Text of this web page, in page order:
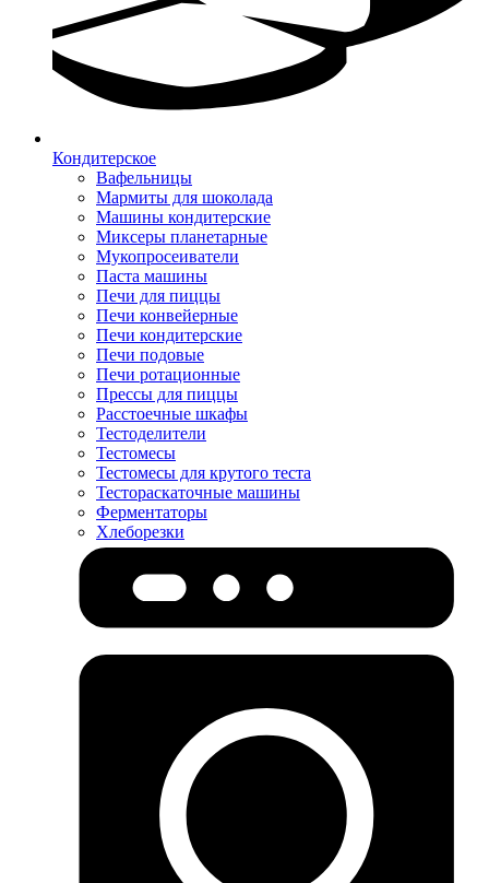
Кондитерское
Вафельницы
Мармиты для шоколада
Машины кондитерские
Миксеры планетарные
Мукопросеиватели
Паста машины
Печи для пиццы
Печи конвейерные
Печи кондитерские
Печи подовые
Печи ротационные
Прессы для пиццы
Расстоечные шкафы
Тестоделители
Тестомесы
Тестомесы для крутого теста
Тестораскаточные машины
Ферментаторы
Хлеборезки